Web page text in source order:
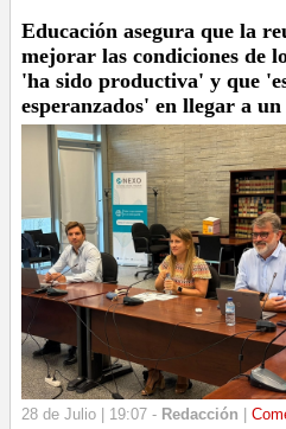
Educación asegura que la
mejorar las condiciones de
'ha sido productiva' y que
esperanzados' en llegar a
28 de Julio | 19:07 - Redacción